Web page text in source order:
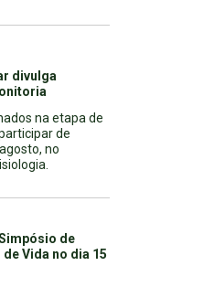
divulga
na etapa de
de
no
de
Vida no dia 15